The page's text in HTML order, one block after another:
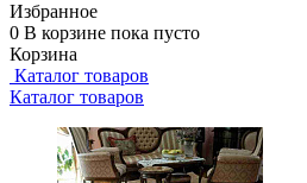
Избранное
0 В корзине пока пусто
Корзина
Каталог товаров
Каталог товаров